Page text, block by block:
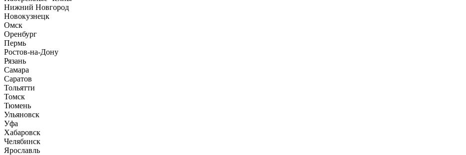
Нижний Новгород
Новокузнецк
Омск
Оренбург
Пермь
Ростов-на-Дону
Рязань
Самара
Саратов
Тольятти
Томск
Тюмень
Ульяновск
Уфа
Хабаровск
Челябинск
Ярославль